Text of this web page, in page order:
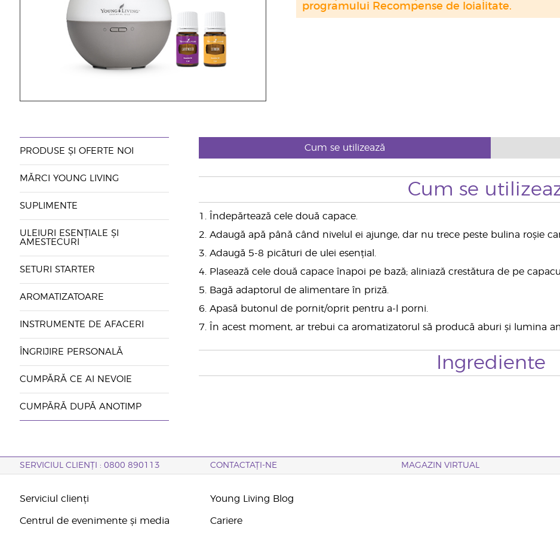
programului Recompense de loialitate.
PRODUSE ȘI OFERTE NOI
MĂRCI YOUNG LIVING
SUPLIMENTE
ULEIURI ESENȚIALE ȘI
AMESTECURI
SETURI STARTER
AROMATIZATOARE
INSTRUMENTE DE AFACERI
ÎNGRIJIRE PERSONALĂ
CUMPĂRĂ CE AI NEVOIE
CUMPĂRĂ DUPĂ ANOTIMP
Cum se utilizează
Cum se
1. Îndepărtează cele două capace.
2. Adaugă apă până când nivelul ei ajunge, dar nu trece peste bulina roșie
3. Adaugă 5-8 picături de ulei esențial.
4. Plasează cele două capace înapoi pe bază; aliniază crestătura de pe
5. Bagă adaptorul de alimentare în priză.
6. Apasă butonul de pornit/oprit pentru a-l porni.
7. În acest moment, ar trebui ca aromatizatorul să producă aburi și lumina
Ingrediente
SERVICIUL CLIENȚI : 0800 890113 CONTACTAȚI-NE MAGAZIN VIRTUAL
Serviciul clienți
Centrul de evenimente și media
Young Living Blog
Cariere